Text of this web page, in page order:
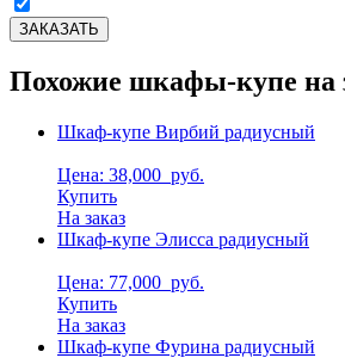
Похожие шкафы-купе на
Шкаф-купе Вирбий радиусный
Цена: 38,000 руб.
Купить
На заказ
Шкаф-купе Элисса радиусный
Цена: 77,000 руб.
Купить
На заказ
Шкаф-купе Фурина радиусный